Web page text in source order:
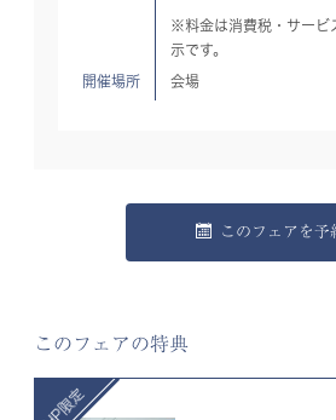
※料金は消費税・サービ
示です。
開催場所 会場
このフェアを予
このフェアの特典